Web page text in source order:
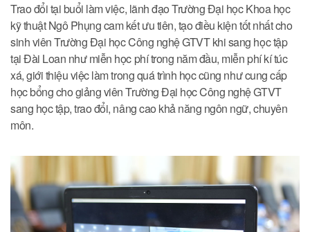
Trao đổi tại buổi làm việc, lãnh đạo Trường Đại học Khoa học
kỹ thuật Ngô Phụng cam kết ưu tiên, tạo điều kiện tốt nhất cho
sinh viên Trường Đại học Công nghệ GTVT khi sang học tập
tại Đài Loan như miễn học phí trong năm đầu, miễn phí kí túc
xá, giới thiệu việc làm trong quá trình học cũng như cung cấp
học bổng cho giảng viên Trường Đại học Công nghệ GTVT
sang học tập, trao đổi, nâng cao khả năng ngôn ngữ, chuyên
môn.